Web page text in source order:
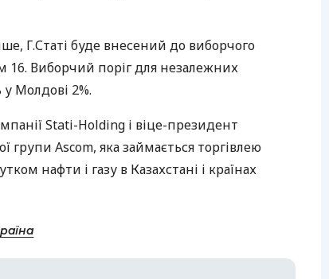
Г.Статі буде внесений до виборчого
16. Виборчий поріг для незалежних
Молдові 2%.
Stati-Holding і віце-президент
групи Ascom, яка займається торгівлею
нафти і газу в Казахстані і країнах